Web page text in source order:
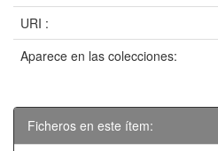
URI :
Aparece en las colecciones:
Ficheros en este ítem: